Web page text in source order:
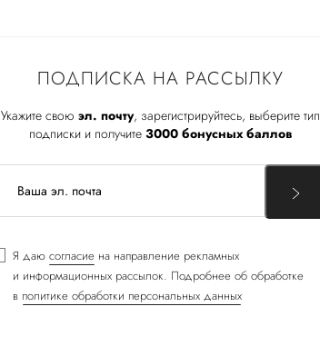
ПОДПИСКА НА РАССЫЛКУ
Укажите свою эл. почту, зарегистрируйтесь, выберите тип
подписки и получите 3000 бонусных баллов
Я даю согласие на направление рекламных
и информационных рассылок. Подробнее об обработке
в политике обработки персональных данных